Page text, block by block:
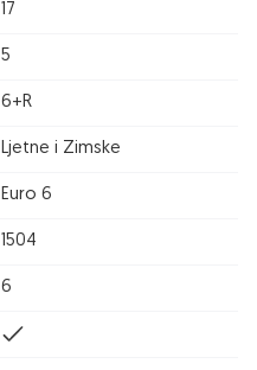
17
5
6+R
Ljetne i Zimske
Euro 6
1504
6